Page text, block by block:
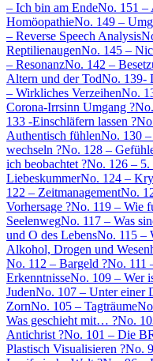
– Ich bin am EndeNo. 151 –
HomöopathieNo. 149 –
– Reverse Speech Analysis
ReptilienaugenNo. 145 –
– ResonanzNo. 142 –
Altern und der TodNo. 139-
– Wirkliches VerzeihenNo.
Corona-Irrsinn Umgang ?
133 -Einschläfern lassen ?
Authentisch fühlenNo. 130
wechseln ?No. 128 –
ich beobachtet ?No. 126 – 5.
LiebeskummerNo. 124 –
122 – ZeitmanagementNo.
Vorhersage ?No. 119 – Wie
SeelenwegNo. 117 – Was
und O des LebensNo. 115 –
Alkohol, Drogen und
No. 112 – Bargeld ?No. 111
ErkenntnisseNo. 109 – Wer
JudenNo. 107 – Unter einer
ZornNo. 105 – Tagträume
Was geschieht mit… ?No.
Antichrist ?No. 101 – Die
Plastisch Visualisieren ?No.